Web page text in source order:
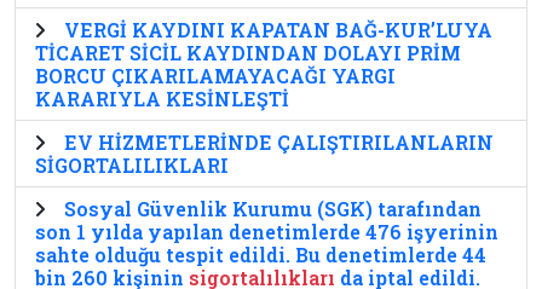
VERGİ KAYDINI KAPATAN BAĞ-KUR’LUYA
TİCARET SİCİL KAYDINDAN DOLAYI PRİM
BORCU ÇIKARILAMAYACAĞI YARGI
KARARIYLA KESİNLEŞTİ
EV HİZMETLERİNDE ÇALIŞTIRILANLARIN
SİGORTALILIKLARI
Sosyal Güvenlik Kurumu (SGK) tarafından
son 1 yılda yapılan denetimlerde 476 işyerinin
sahte olduğu tespit edildi. Bu denetimlerde 44
bin 260 kişinin sigortalılıkları da iptal edildi.